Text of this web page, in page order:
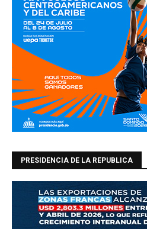
PRESIDENCIA DE LA REPUBLICA